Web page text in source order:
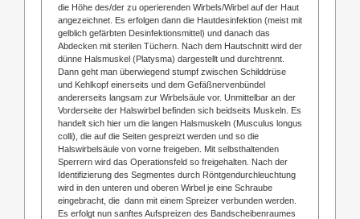
die Höhe des/der zu operierenden Wirbels/Wirbel auf der Haut
angezeichnet. Es erfolgen dann die Hautdesinfektion (meist mit
gelblich gefärbten Desinfektionsmittel) und danach das
Abdecken mit sterilen Tüchern. Nach dem Hautschnitt wird der
dünne Halsmuskel (Platysma) dargestellt und durchtrennt.
Dann geht man überwiegend stumpf zwischen Schilddrüse
und Kehlkopf einerseits und dem Gefäßnervenbündel
andererseits langsam zur Wirbelsäule vor. Unmittelbar an der
Vorderseite der Halswirbel befinden sich beidseits Muskeln. Es
handelt sich hier um die langen Halsmuskeln (Musculus longus
colli), die auf die Seiten gespreizt werden und so die
Halswirbelsäule von vorne freigeben. Mit selbsthaltenden
Sperrern wird das Operationsfeld so freigehalten. Nach der
Identifizierung des Segmentes durch Röntgendurchleuchtung
wird in den unteren und oberen Wirbel je eine Schraube
eingebracht, die dann mit einem Spreizer verbunden werden.
Es erfolgt nun sanftes Aufspreizen des Bandscheibenraumes